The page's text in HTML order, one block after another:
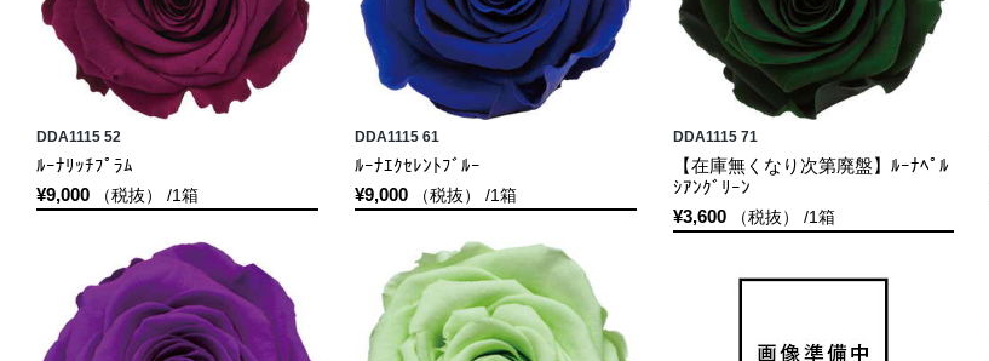
DDA1115 52
ﾙｰﾅﾘｯﾁﾌﾟﾗﾑ
¥9,000 （税抜） /1箱
DDA1115 61
ﾙｰﾅｴｸｾﾚﾝﾄﾌﾞﾙｰ
¥9,000（税抜） /1箱
DDA1115 71
【在庫無くなり次第廃盤】ﾙｰﾅﾍﾟﾙ
ｼｱﾝｸﾞﾘｰﾝ
¥3,600（税抜） /1箱